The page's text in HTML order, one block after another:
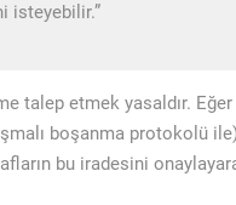
isteyebilir.”
talep etmek yasaldır.
boşanma protokolü
bu iradesini